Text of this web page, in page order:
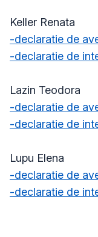
Keller Renata
-declaratie de
-declaratie de
Lazin Teodora
-declaratie de
-declaratie de
Lupu Elena
-declaratie de
-declaratie de